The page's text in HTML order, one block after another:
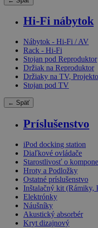
Hi-Fi nábytok
Nábytok - Hi-Fi / AV
Rack - Hi-Fi
Stojan pod Reproduktor
Držiak na Reproduktor
Držiaky na TV,
Stojan pod TV
← Späť
Príslušenstvo
iPod docking station
Diaľkové ovládače
Starostlivosť o
Hroty a Podložky
Ostatné príslušenstvo
Inštalačný kit (Rámiky,
Elektrónky
Náušníky
Akustický absorbér
Kryt dizajnový